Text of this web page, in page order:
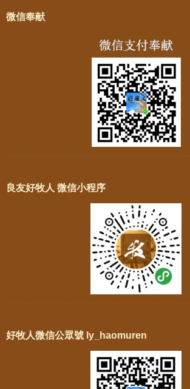
微信奉献
良友好牧人 微信小程序
好牧人微信公眾號 ly_haomuren